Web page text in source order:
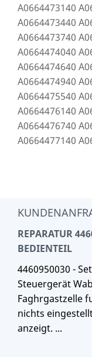
A0664473140
A0664473440
A0664473740
A0664474040
A0664474640
A0664474940
A0664475540
A0664476140
A0664476740
A0664477140
REPARATUR
BEDIENTEIL
4460950030 -
Steuergerät
Faghrgastzelle
nichts
anzeigt. ...